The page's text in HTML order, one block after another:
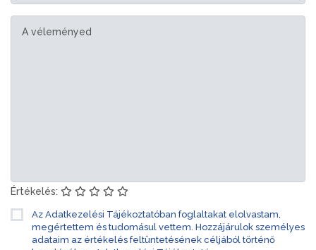
Értékelés:
Az Adatkezelési Tájékoztatóban foglaltakat elolvastam,
megértettem és tudomásul vettem. Hozzájárulok személyes
adataim az értékelés feltüntetésének céljából történő